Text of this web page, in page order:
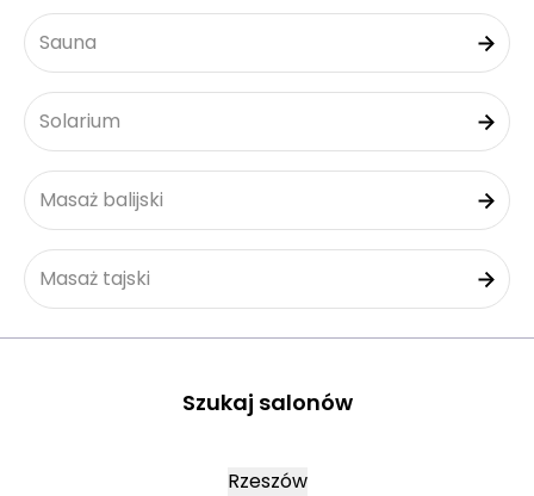
Sauna
Solarium
Masaż balijski
Masaż tajski
Szukaj salonów
Rzeszów